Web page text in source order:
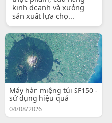
kinh doanh và xưởng
sản xuất lựa chọ...
Máy hàn miệng túi SF150 -
sử dụng hiệu quả
04/08/2026